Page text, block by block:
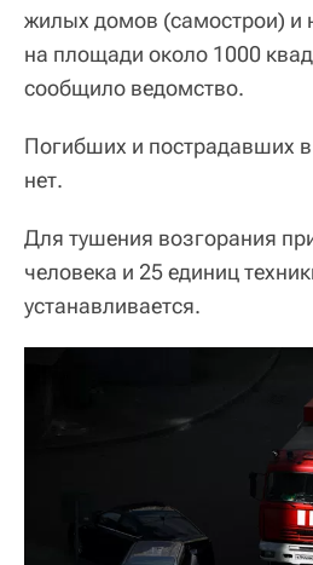
жилых домов (самострои) и
на площади около 1000
сообщило ведомство.
Погибших и пострадавших в
нет.
Для тушения возгорания
человека и 25 единиц
устанавливается.